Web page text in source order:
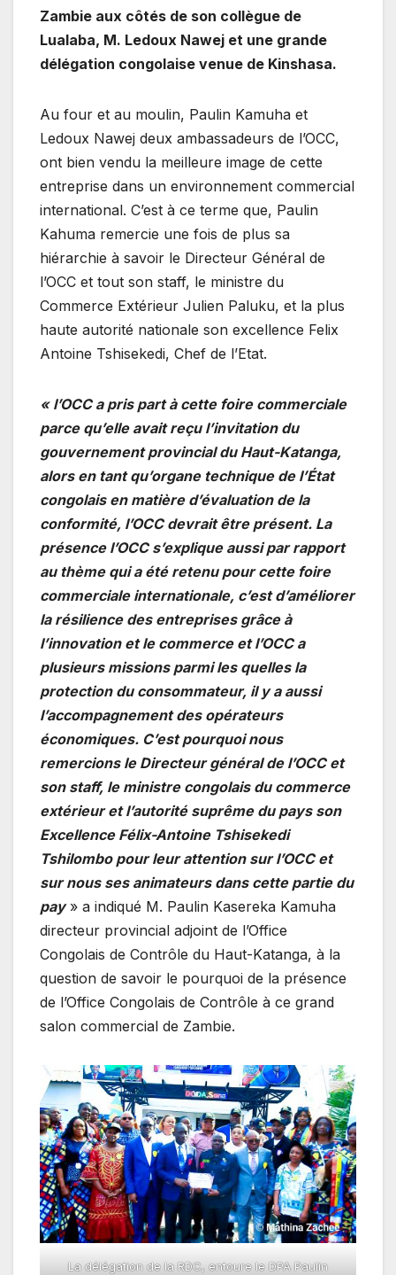
Zambie aux côtés de son collègue de
Lualaba, M. Ledoux Nawej et une grande
délégation congolaise venue de Kinshasa.
Au four et au moulin, Paulin Kamuha et
Ledoux Nawej deux ambassadeurs de l’OCC,
ont bien vendu la meilleure image de cette
entreprise dans un environnement commercial
international. C’est à ce terme que, Paulin
Kahuma remercie une fois de plus sa
hiérarchie à savoir le Directeur Général de
l’OCC et tout son staff, le ministre du
Commerce Extérieur Julien Paluku, et la plus
haute autorité nationale son excellence Felix
Antoine Tshisekedi, Chef de l’Etat.
« l’OCC a pris part à cette foire commerciale
parce qu’elle avait reçu l’invitation du
gouvernement provincial du Haut-Katanga,
alors en tant qu’organe technique de l’État
congolais en matière d’évaluation de la
conformité, l’OCC devrait être présent. La
présence l’OCC s’explique aussi par rapport
au thème qui a été retenu pour cette foire
commerciale internationale, c’est d’améliorer
la résilience des entreprises grâce à
l’innovation et le commerce et l’OCC a
plusieurs missions parmi les quelles la
protection du consommateur, il y a aussi
l’accompagnement des opérateurs
économiques. C’est pourquoi nous
remercions le Directeur général de l’OCC et
son staff, le ministre congolais du commerce
extérieur et l’autorité suprême du pays son
Excellence Félix-Antoine Tshisekedi
Tshilombo pour leur attention sur l’OCC et
sur nous ses animateurs dans cette partie du
pay» a indiqué M. Paulin Kasereka Kamuha
directeur provincial adjoint de l’Office
Congolais de Contrôle du Haut-Katanga, à la
question de savoir le pourquoi de la présence
de l’Office Congolais de Contrôle à ce grand
salon commercial de Zambie.
La délégation de la RDC, entoure le DPA Paulin